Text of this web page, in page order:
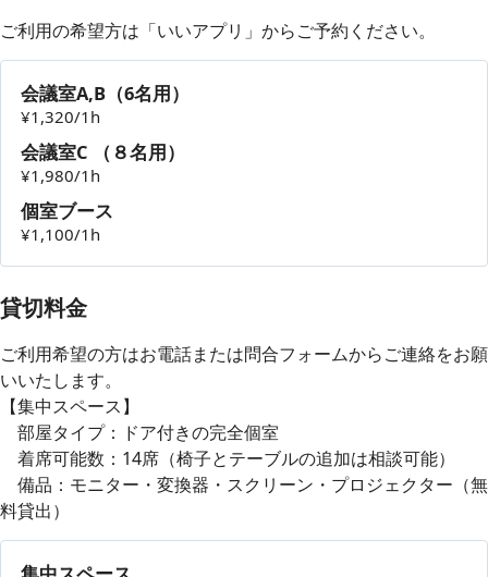
ご利用の希望方は「いいアプリ」からご予約ください。
会議室A,B（6名用）
¥1,320/1h
会議室C （８名用）
¥1,980/1h
個室ブース
¥1,100/1h
貸切料金
ご利用希望の方はお電話または問合フォームからご連絡をお願
いいたします。
【集中スペース】
部屋タイプ：ドア付きの完全個室
着席可能数：14席（椅子とテーブルの追加は相談可能）
備品：モニター・変換器・スクリーン・プロジェクター（無
料貸出）